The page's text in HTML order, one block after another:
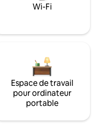
Wi-Fi
Espace de travail
pour ordinateur
portable